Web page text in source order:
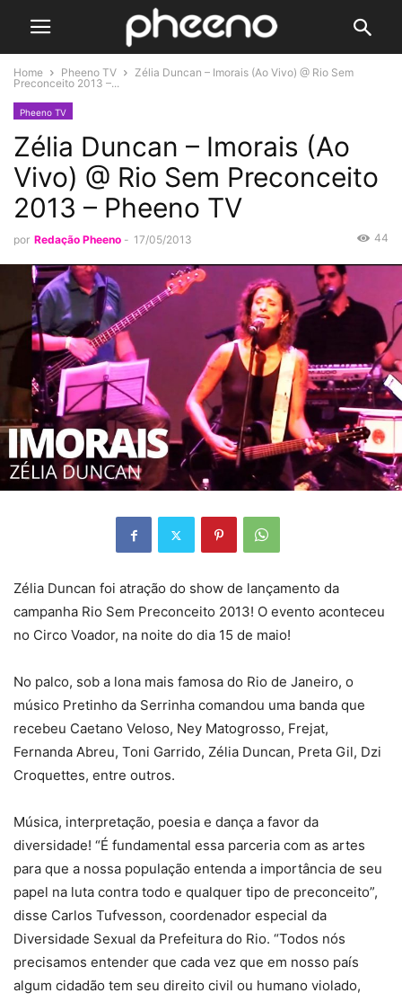
Home Pheeno TV
Zélia Duncan – Imorais (Ao Vivo) @ Rio Sem
Preconceito 2013 –...
Pheeno TV
Zélia Duncan – Imorais (Ao
Vivo) @ Rio Sem Preconceito
2013 – Pheeno TV
por Redação Pheeno - 17/05/2013 44
Zélia Duncan foi atração do show de lançamento da
campanha Rio Sem Preconceito 2013! O evento aconteceu
no Circo Voador, na noite do dia 15 de maio!
No palco, sob a lona mais famosa do Rio de Janeiro, o
músico Pretinho da Serrinha comandou uma banda que
recebeu Caetano Veloso, Ney Matogrosso, Frejat,
Fernanda Abreu, Toni Garrido, Zélia Duncan, Preta Gil, Dzi
Croquettes, entre outros.
Música, interpretação, poesia e dança a favor da
diversidade! “É fundamental essa parceria com as artes
para que a nossa população entenda a importância de seu
papel na luta contra todo e qualquer tipo de preconceito”,
disse Carlos Tufvesson, coordenador especial da
Diversidade Sexual da Prefeitura do Rio. “Todos nós
precisamos entender que cada vez que em nosso país
algum cidadão tem seu direito civil ou humano violado,